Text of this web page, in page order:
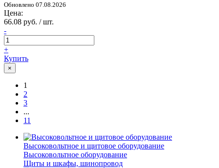
Обновлено 07.08.2026
Цена:
66.08 руб. / шт.
-
+
Купить
×
1
2
3
...
11
Высоковольтное и щитовое оборудование
Высоковольтное оборудование
Щиты и шкафы, шинопровод